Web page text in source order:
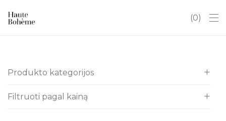
0
Produkto kategorijos
Visos
Filtruoti pagal kainą